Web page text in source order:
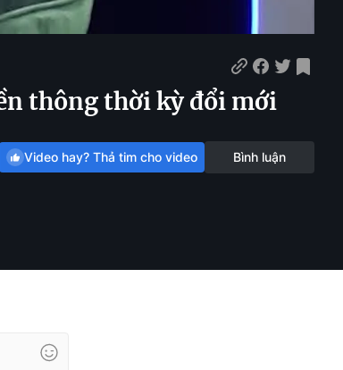
thông thời kỳ đổi mới
Video hay? Thả tim cho video Bình luận